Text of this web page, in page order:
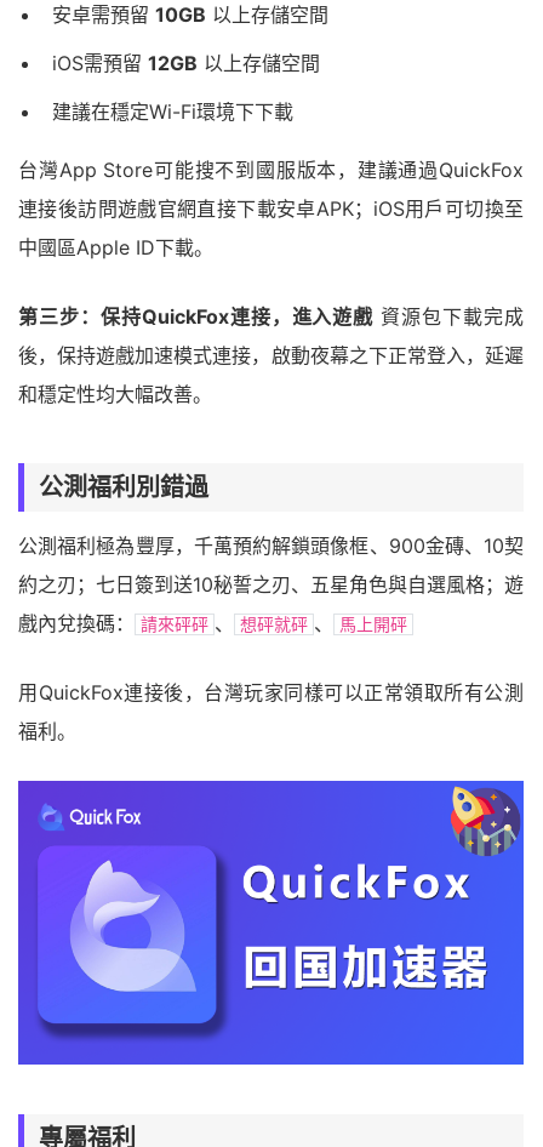
安卓需預留 10GB 以上存儲空間
iOS需預留 12GB 以上存儲空間
建議在穩定Wi-Fi環境下下載
台灣App Store可能搜不到國服版本，建議通過QuickFox
連接後訪問遊戲官網直接下載安卓APK；iOS用戶可切換至
中國區Apple ID下載。
第三步：保持QuickFox連接，進入遊戲 資源包下載完成
後，保持遊戲加速模式連接，啟動夜幕之下正常登入，延遲
和穩定性均大幅改善。
公測福利別錯過
公測福利極為豐厚，千萬預約解鎖頭像框、900金磚、10契
約之刃；七日簽到送10秘誓之刃、五星角色與自選風格；遊
戲內兌換碼：
請來砰砰 、 想砰就砰 、 馬上開砰
用QuickFox連接後，台灣玩家同樣可以正常領取所有公測
福利。
專屬福利